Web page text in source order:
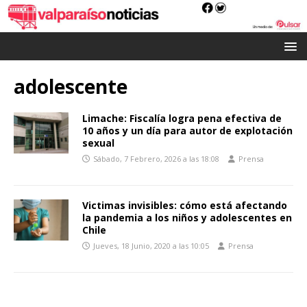
adolescente
Limache: Fiscalía logra pena efectiva de
10 años y un día para autor de explotación
sexual
Sábado, 7 Febrero, 2026 a las 18:08 Prensa
Victimas invisibles: cómo está afectando
la pandemia a los niños y adolescentes en
Chile
Jueves, 18 Junio, 2020 a las 10:05 Prensa